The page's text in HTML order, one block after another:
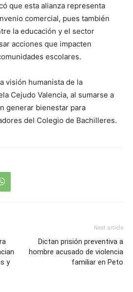
que esta alianza representa
comercial, pues también
la educación y el sector
acciones que impacten
escolares.
visión humanista de la
Cejudo Valencia, al sumarse a
generar bienestar para
del Colegio de Bachilleres.
y
Next article
Dictan prisión preventiva a
hombre acusado de violencia
familiar en Peto